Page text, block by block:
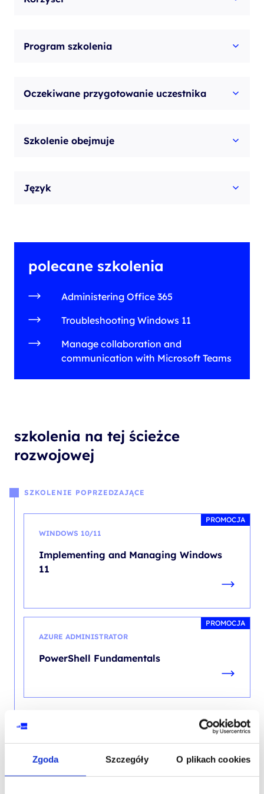
Zgoda Szczegóły O plikach cookies
Program szkolenia
Oczekiwane przygotowanie uczestnika
Szkolenie obejmuje
Język
polecane szkolenia
Administering Office 365
Troubleshooting Windows 11
Manage collaboration and
communication with Microsoft Teams
szkolenia na tej ścieżce
rozwojowej
SZKOLENIE POPRZEDZAJĄCE
PROMOCJA
WINDOWS 10/11
Implementing and Managing Windows
11
PROMOCJA
AZURE ADMINISTRATOR
PowerShell Fundamentals